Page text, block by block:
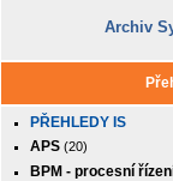
Archiv
PŘEHLEDY IS
APS (20)
BPM - procesní